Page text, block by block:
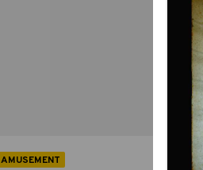
AMUSEMENT